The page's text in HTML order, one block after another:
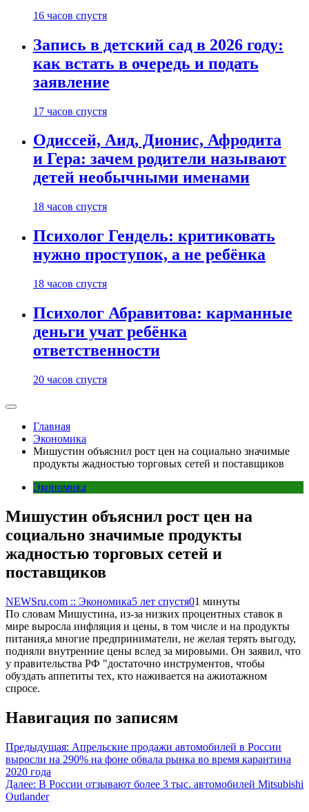
16 часов спустя
Запись в детский сад в 2026 году:
как встать в очередь и подать
заявление
17 часов спустя
Одиссей, Аид, Дионис, Афродита
и Гера: зачем родители называют
детей необычными именами
18 часов спустя
Психолог Гендель: критиковать
нужно проступок, а не ребёнка
18 часов спустя
Психолог Абравитова: карманные
деньги учат ребёнка
ответственности
20 часов спустя
Главная
Экономика
Мишустин объяснил рост цен на социально значимые
продукты жадностью торговых сетей и поставщиков
Экономика
Мишустин объяснил рост цен на
социально значимые продукты
жадностью торговых сетей и
поставщиков
NEWSru.com :: Экономика5 лет спустя01 минуты
По словам Мишустина, из-за низких процентных ставок в
мире выросла инфляция и цены, в том числе и на продукты
питания,а многие предприниматели, не желая терять выгоду,
подняли внутренние цены вслед за мировыми. Он заявил, что
у правительства РФ "достаточно инструментов, чтобы
обуздать аппетиты тех, кто наживается на ажиотажном
спросе.
Навигация по записям
Предыдущая: Апрельские продажи автомобилей в России
выросли на 290% на фоне обвала рынка во время карантина
2020 года
Далее: В России отзывают более 3 тыс. автомобилей Mitsubishi
Outlander